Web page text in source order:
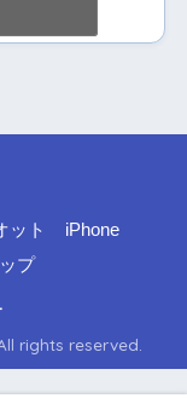
ット
iPhone
プ
rights reserved.